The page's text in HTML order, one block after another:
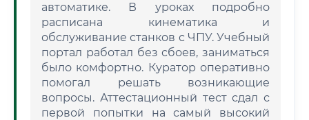
автоматике. В уроках подробно
расписана кинематика и
обслуживание станков с ЧПУ. Учебный
портал работал без сбоев, заниматься
было комфортно. Куратор оперативно
помогал решать возникающие
вопросы. Аттестационный тест сдал с
первой попытки на самый высокий